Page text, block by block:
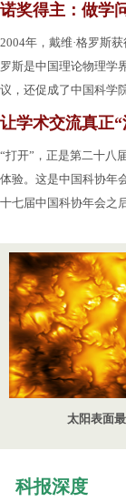
诺奖得主：做学
2004年，戴维·格罗斯
罗斯是中国理论物理学
议，还促成了中国科学
让学术交流真正
“打开”，正是第二十八
体验。这是中国科协年
十七届中国科协年会之
太阳表面
科报深度